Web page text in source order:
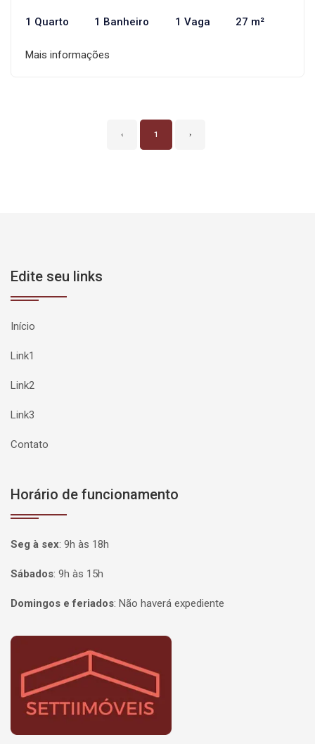
1 Quarto 1 Banheiro 1 Vaga 27 m²
Mais informações
‹ 1 ›
Edite seu links
Início
Link1
Link2
Link3
Contato
Horário de funcionamento
Seg à sex: 9h às 18h
Sábados: 9h às 15h
Domingos e feriados: Não haverá expediente
Página inicial